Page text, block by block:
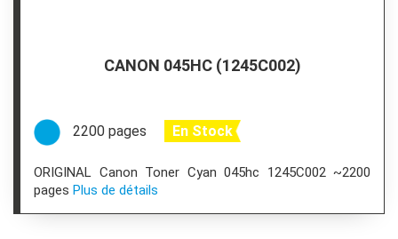
CANON 045HC (1245C002)
2200 pages En Stock
ORIGINAL Canon Toner Cyan 045hc 1245C002 ~2200
pages Plus de détails